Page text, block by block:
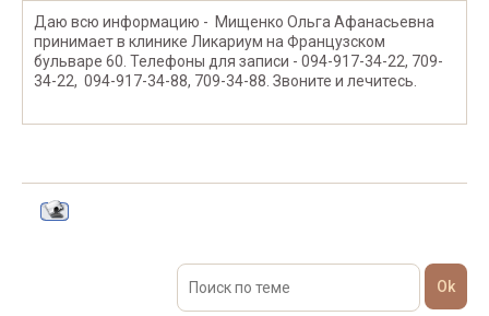
Даю всю информацию - Мищенко Ольга Афанасьевна
принимает в клинике Ликариум на Французском
бульваре 60. Телефоны для записи - 094-917-34-22, 709-
34-22, 094-917-34-88, 709-34-88. Звоните и лечитесь.